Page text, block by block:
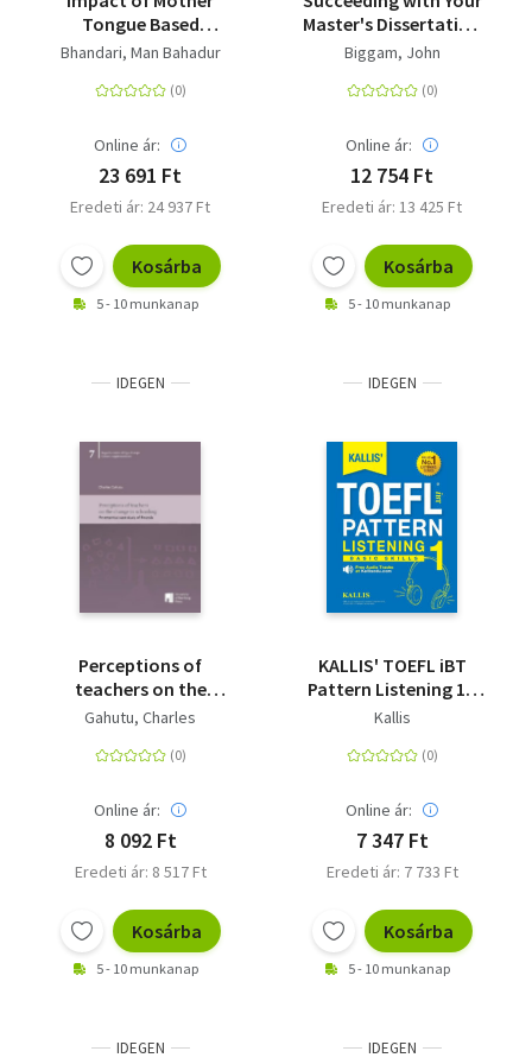
Tongue Based
Multilingual Education
Instruction in
Schools
Bhandari, Man Bahadur
Online ár:
23 691 Ft
Eredeti ár: 24 937 Ft
Kosárba
5 - 10 munkanap
Master's Dissertation
A Step-by-Step
Biggam, John
Online ár:
12 754 Ft
Eredeti ár: 13 425 Ft
Kosárba
5 - 10 munkanap
IDEGEN
Perceptions of
teachers on the
change in schooling -
study of Rwanda
Gahutu, Charles
Online ár:
8 092 Ft
Eredeti ár: 8 517 Ft
Kosárba
5 - 10 munkanap
IDEGEN
KALLIS' TOEFL iBT
Pattern Listening 1 -
Basic Skills (College
Guide Book + Practice
TOEFL iBT 2016)
Kallis
Online ár:
7 347 Ft
Eredeti ár: 7 733 Ft
Kosárba
5 - 10 munkanap
IDEGEN IDEGEN